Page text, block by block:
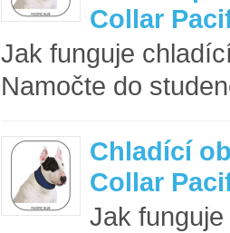
Collar
Jak funguje
Namočte do
Chladící
Collar
Jak